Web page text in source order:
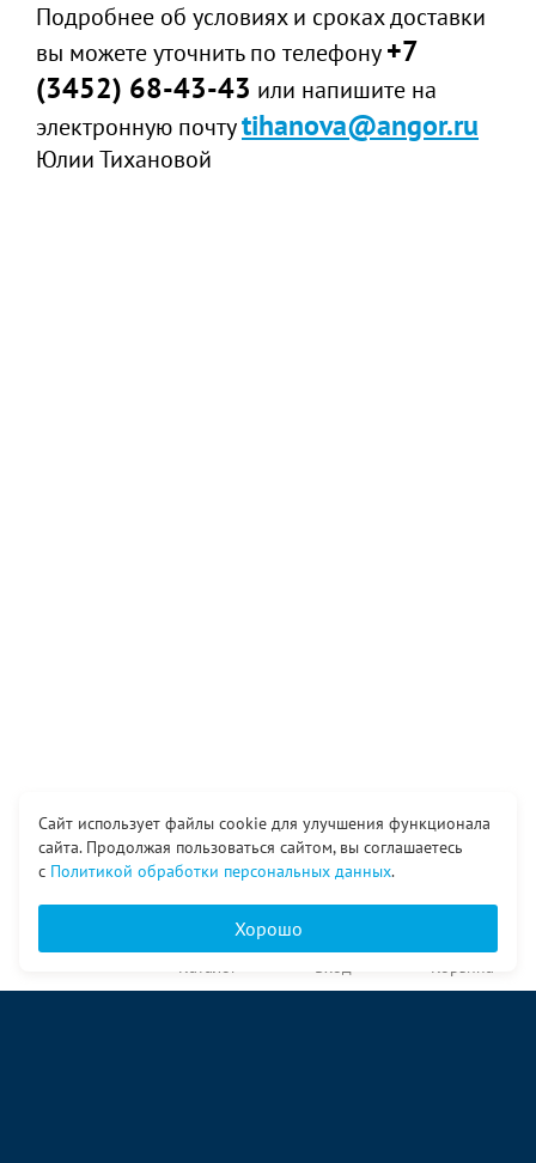
Подробнее об условиях и сроках доставки
вы можете уточнить по телефону+7
(3452) 68-43-43 или напишите на
электронную почтуtihanova@angor.ru
Юлии Тихановой
Сайт использует файлы cookie для улучшения функционала
сайта. Продолжая пользоваться сайтом, вы соглашаетесь
с Политикой обработки персональных данных.
Хорошо